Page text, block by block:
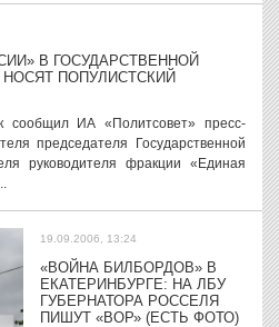
В ГОСУДАРСТВЕННОЙ
ПОПУЛИСТСКИЙ
сообщил ИА «Политсовет» пресс-
председателя Государственной
руководителя фракции «Единая
19.09.2006, 13:24
«ВОЙНА БИЛБОРДОВ» В
ЕКАТЕРИНБУРГЕ: НА ЛБУ
ГУБЕРНАТОРА РОССЕЛЯ
ПИШУТ «ВОР» (ЕСТЬ ФОТО)